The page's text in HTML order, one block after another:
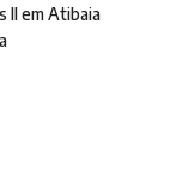
II em Atibaia